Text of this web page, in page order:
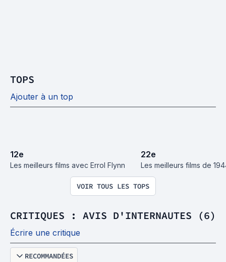
TOPS
Ajouter à un top
12e
Les meilleurs films avec Errol Flynn
22e
Les meilleurs films de
VOIR TOUS LES TOPS
CRITIQUES : AVIS D'INTERNAUTES (6)
Écrire une critique
RECOMMANDÉES